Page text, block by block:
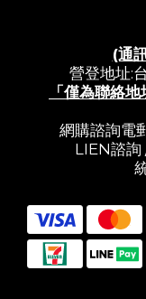
(通
營登地址:
「僅為聯絡
網購諮詢電
LIEN諮詢